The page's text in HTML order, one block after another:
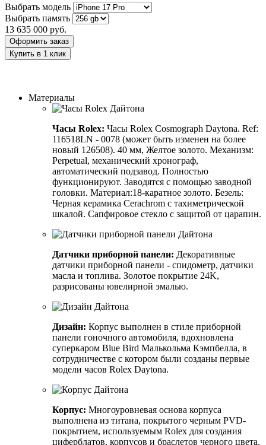
Выбрать модель
Выбрать память
13 635 000 руб.
Оформить заказ
Купить в 1 клик
Материалы
Часы Rolex: Часы Rolex Cosmograph Daytona. Ref:
116518LN - 0078 (может быть изменен на более
новый 126508). 40 мм, Желтое золото. Механизм:
Perpetual, механический хронограф,
автоматический подзавод. Полностью
функционируют. Заводятся с помощью заводной
головки. Материал:18-каратное золото. Безель:
Черная керамика Cerachrom с тахиметрической
шкалой. Сапфировое стекло с защитой от царапин.
Датчики приборной панели: Декоративные
датчики приборной панели - спидометр, датчики
масла и топлива. Золотое покрытие 24K,
разрисованы ювелирной эмалью.
Дизайн: Корпус выполнен в стиле приборной
панели гоночного автомобиля, вдохновлена
суперкаром Blue Bird Малькольма Кэмпбелла, в
сотрудничестве с котором были созданы первые
модели часов Rolex Daytona.
Корпус: Многоуровневая основа корпуса
выполнена из титана, покрытого черным PVD-
покрытием, используемым Rolex для создания
циферблатов, корпусов и браслетов черного цвета.